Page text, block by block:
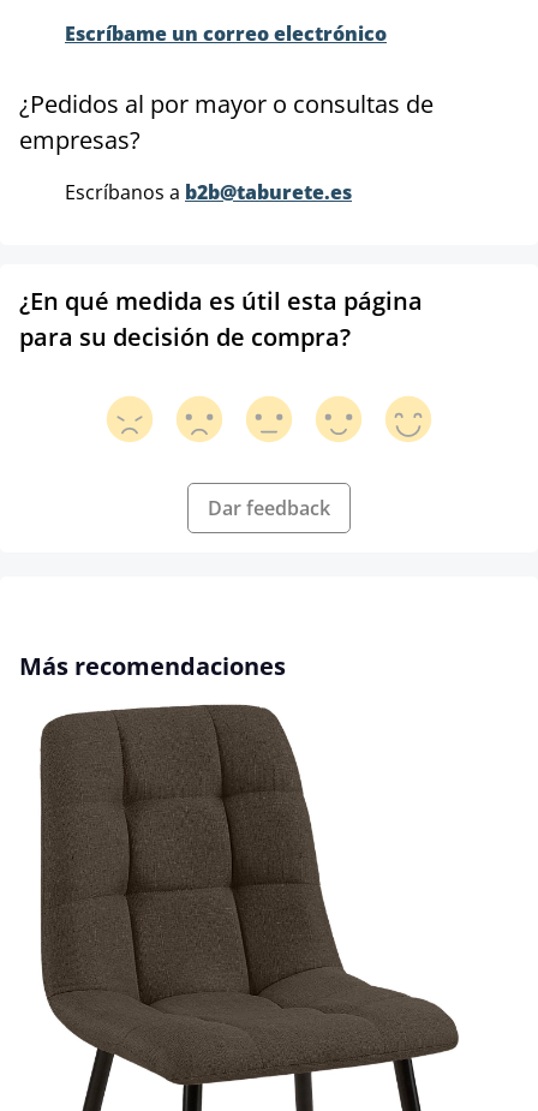
Escríbame un correo electrónico
¿Pedidos al por mayor o consultas de
empresas?
Escríbanos a b2b@taburete.es
¿En qué medida es útil esta página
para su decisión de compra?
Dar feedback
Omitir la galería de productos
Más recomendaciones